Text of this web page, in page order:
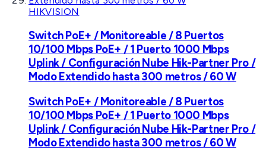
HIKVISION
Switch PoE+ / Monitoreable / 8 Puertos
10/100 Mbps PoE+ / 1 Puerto 1000 Mbps
Uplink / Configuración Nube Hik-Partner Pro /
Modo Extendido hasta 300 metros / 60 W
Switch PoE+ / Monitoreable / 8 Puertos
10/100 Mbps PoE+ / 1 Puerto 1000 Mbps
Uplink / Configuración Nube Hik-Partner Pro /
Modo Extendido hasta 300 metros / 60 W